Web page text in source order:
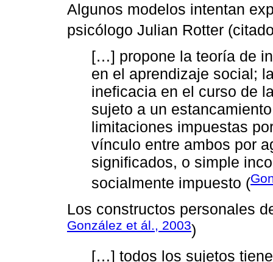
Algunos modelos intentan
psicólogo Julian Rotter
[…] propone la teoría de
en el aprendizaje social;
ineficacia en el curso de
sujeto a un
limitaciones impuestas
vínculo entre ambos por
significados, o simple
socialmente impuesto (
Los constructos personales
González et ál., 2003)
[…] todos los sujetos